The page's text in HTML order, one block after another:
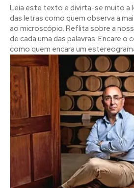
Leia este texto e divirta-se muito a
das letras como quem observa a
ao microscópio. Reflita sobre a
de cada uma das palavras. Encare o
como quem encara um